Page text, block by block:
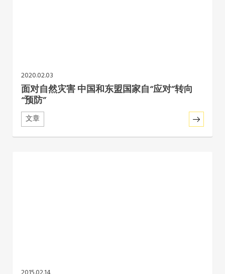
2020.02.03
面对自然灾害 中国和东盟国家自“应对”转向
“预防”
文章